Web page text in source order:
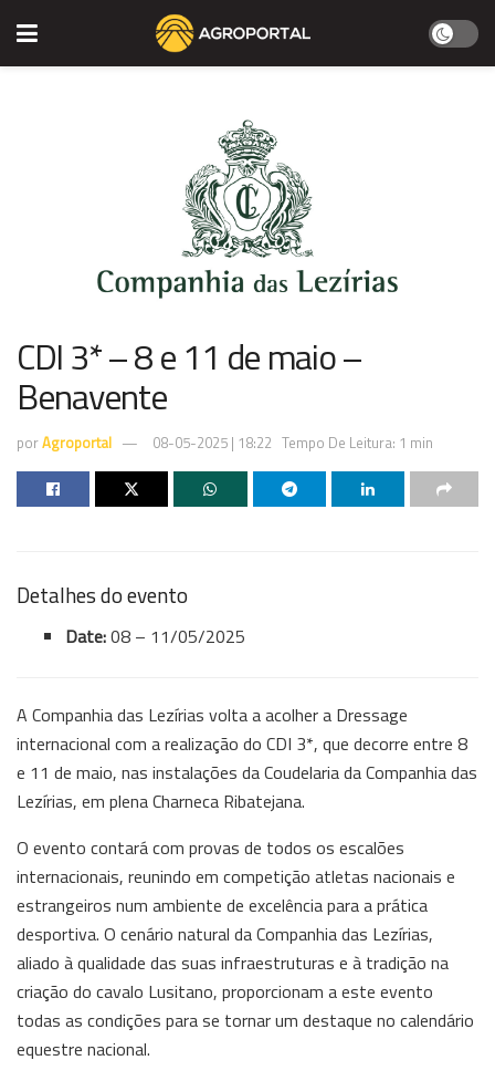
CDI 3* – 8 e 11 de maio –
Benavente
porAgroportal 08-05-2025 | 18:22 Tempo De Leitura: 1 min
Detalhes do evento
Date:08 – 11/05/2025
A Companhia das Lezírias volta a acolher a Dressage
internacional com a realização do CDI 3*, que decorre entre 8
e 11 de maio, nas instalações da Coudelaria da Companhia das
Lezírias, em plena Charneca Ribatejana.
O evento contará com provas de todos os escalões
internacionais, reunindo em competição atletas nacionais e
estrangeiros num ambiente de excelência para a prática
desportiva. O cenário natural da Companhia das Lezírias,
aliado à qualidade das suas infraestruturas e à tradição na
criação do cavalo Lusitano, proporcionam a este evento
todas as condições para se tornar um destaque no calendário
equestre nacional.